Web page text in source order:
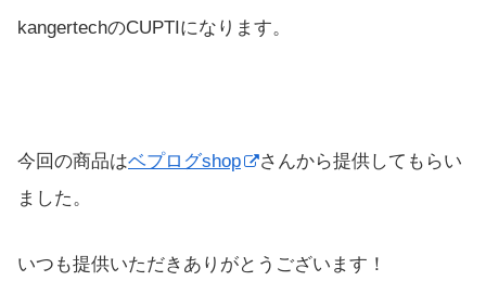
kangertechのCUPTIになります。
今回の商品はベプログshop
さんから提供してもらい
ました。
いつも提供いただきありがとうございます！